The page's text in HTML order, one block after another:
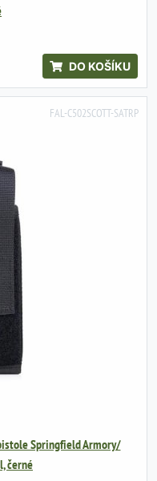
DO KOŠÍKU
FAL-C502SCOTT-SATRP
Springfield Armory/
černé